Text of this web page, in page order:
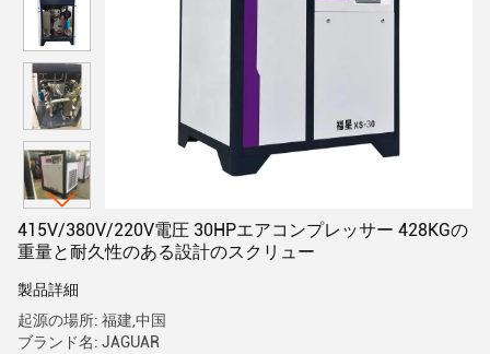
415V/380V/220V電圧 30HPエアコンプレッサー 428KGの
重量と耐久性のある設計のスクリュー
製品詳細
起源の場所: 福建,中国
ブランド名: JAGUAR